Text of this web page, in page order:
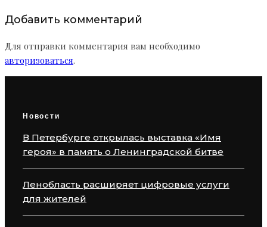
Добавить комментарий
Для отправки комментария вам необходимо
авторизоваться.
Новости
В Петербурге открылась выставка «Имя
героя» в память о Ленинградской битве
Ленобласть расширяет цифровые услуги
для жителей